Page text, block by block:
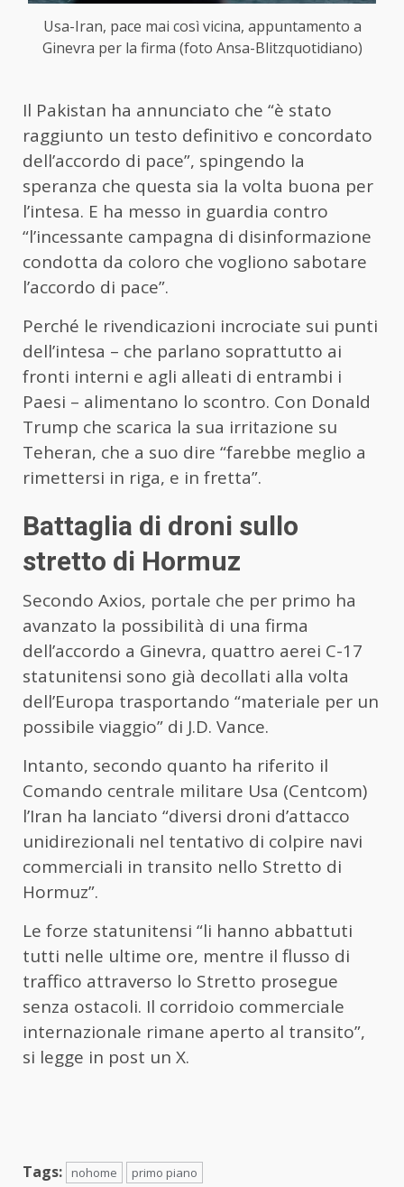
Usa-Iran, pace mai così vicina, appuntamento a
Ginevra per la firma (foto Ansa-Blitzquotidiano)
Il Pakistan ha annunciato che “è stato
raggiunto un testo definitivo e concordato
dell’accordo di pace”, spingendo la
speranza che questa sia la volta buona per
l’intesa. E ha messo in guardia contro
“l’incessante campagna di disinformazione
condotta da coloro che vogliono sabotare
l’accordo di pace”.
Perché le rivendicazioni incrociate sui punti
dell’intesa – che parlano soprattutto ai
fronti interni e agli alleati di entrambi i
Paesi – alimentano lo scontro. Con Donald
Trump che scarica la sua irritazione su
Teheran, che a suo dire “farebbe meglio a
rimettersi in riga, e in fretta”.
Battaglia di droni sullo
stretto di Hormuz
Secondo Axios, portale che per primo ha
avanzato la possibilità di una firma
dell’accordo a Ginevra, quattro aerei C-17
statunitensi sono già decollati alla volta
dell’Europa trasportando “materiale per un
possibile viaggio” di J.D. Vance.
Intanto, secondo quanto ha riferito il
Comando centrale militare Usa (Centcom)
l’Iran ha lanciato “diversi droni d’attacco
unidirezionali nel tentativo di colpire navi
commerciali in transito nello Stretto di
Hormuz”.
Le forze statunitensi “li hanno abbattuti
tutti nelle ultime ore, mentre il flusso di
traffico attraverso lo Stretto prosegue
senza ostacoli. Il corridoio commerciale
internazionale rimane aperto al transito”,
si legge in post un X.
Tags: nohome primo piano